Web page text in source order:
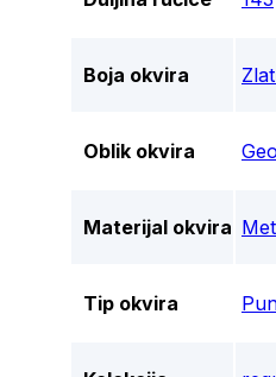
Boja okvira
Oblik okvira
Materijal okvira
Tip okvira